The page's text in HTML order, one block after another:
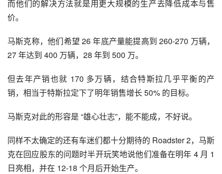
而他们的解决方法就是用更大规模的生产去降低成本与售
价。
马斯克称，他们希望 26 年底产量能提高到 260-270 万辆，
27 年达到 400 万辆，28 年到 500 万。
但去年产销也就 170 多万辆，结合特斯拉几乎平衡的产
销，相当于特斯拉定下了明年销售增长 50% 的目标。
马斯克对此的形容是 “雄心壮志”，能不能成，不好说。
同样不太确定的还有车迷们都十分期待的 Roadster 2，马斯
克在回应股东的问题时半开玩笑地说他们准备在明年 4 月 1
日亮相，并在 12-18 个月后开始生产。